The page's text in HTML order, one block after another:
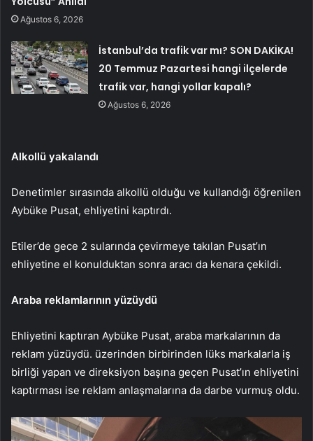
Ağustos 6, 2026
İstanbul’da trafik var mı? SON DAKİKA!
20 Temmuz Pazartesi hangi ilçelerde
trafik var, hangi yollar kapalı?
Ağustos 6, 2026
Alkollü yakalandı
Denetimler sırasında alkollü olduğu ve kullandığı öğrenilen
Aybüke Pusat, ehliyetini kaptırdı.
Etiler’de gece 2 sularında çevirmeye takılan Pusat’ın
ehliyetine el konulduktan sonra aracı da kenara çekildi.
Araba reklamlarının yüzüydü
Ehliyetini kaptıran Aybüke Pusat, araba markalarının da
reklam yüzüydü. üzerinden birbirinden lüks markalarla iş
birliği yapan ve direksiyon başına geçen Pusat’ın ehliyetini
kaptırması ise reklam anlaşmalarına da darbe vurmuş oldu.